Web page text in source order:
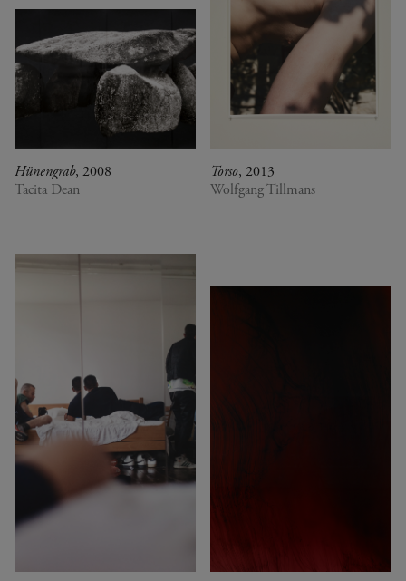
Hünengrab, 2008
Tacita Dean
Torso, 2013
Wolfgang Tillmans